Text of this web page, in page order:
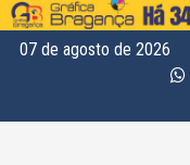
07 de agosto de 2026